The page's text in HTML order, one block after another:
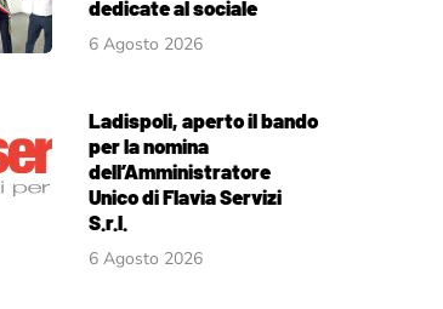
dedicate al sociale
6 Agosto 2026
Ladispoli, aperto il bando
per la nomina
dell’Amministratore
Unico di Flavia Servizi
S.r.l.
6 Agosto 2026